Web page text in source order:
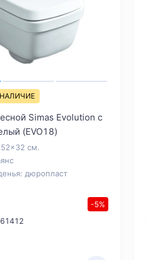
Simas Evolution с
(EVO18)
см.
дюропласт
-5%